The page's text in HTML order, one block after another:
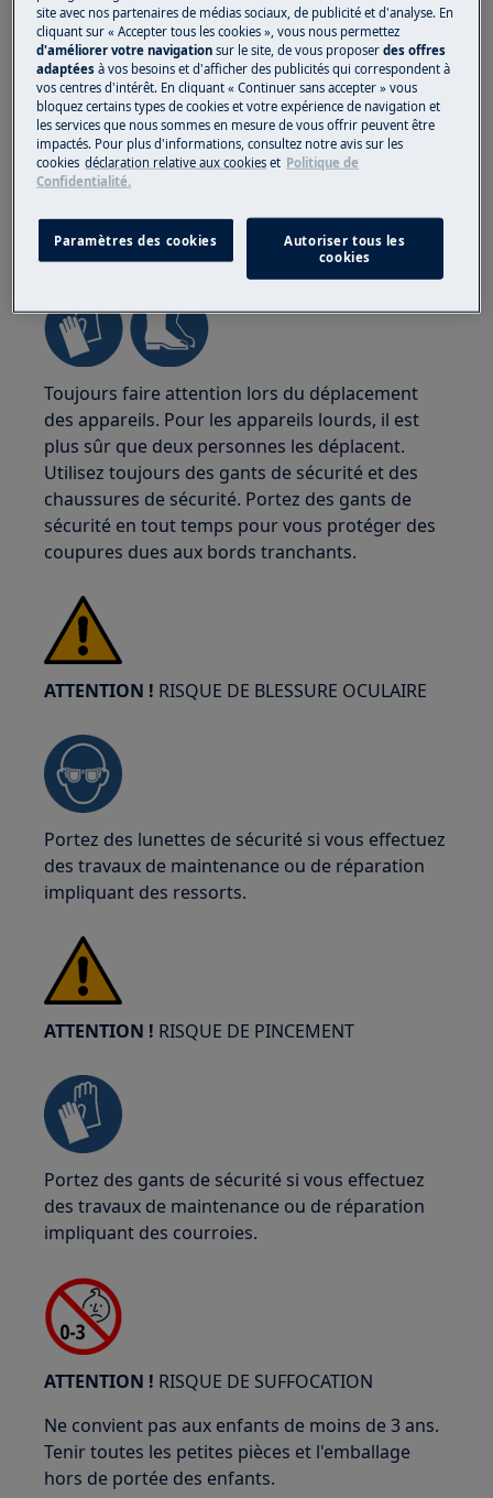
ATTENTION !RISQUE DE BLESSURE
Toujours faire attention lors du déplacement
des appareils. Pour les appareils lourds, il est
plus sûr que deux personnes les déplacent.
Utilisez toujours des gants de sécurité et des
chaussures de sécurité. Portez des gants de
sécurité en tout temps pour vous protéger des
coupures dues aux bords tranchants.
ATTENTION ! RISQUE DE BLESSURE OCULAIRE
Portez des lunettes de sécurité si vous effectuez
des travaux de maintenance ou de réparation
impliquant des ressorts.
ATTENTION ! RISQUE DE PINCEMENT
Portez des gants de sécurité si vous effectuez
des travaux de maintenance ou de réparation
impliquant des courroies.
ATTENTION ! RISQUE DE SUFFOCATION
Ne convient pas aux enfants de moins de 3 ans.
Tenir toutes les petites pièces et l'emballage
hors de portée des enfants.
site avec nos partenaires de médias sociaux, de publicité et d'analyse. En
cliquant sur « Accepter tous les cookies », vous nous permettez
d'améliorer votre navigation sur le site, de vous proposerdes offres
adaptées à vos besoins et d'afficher des publicités qui correspondent à
vos centres d'intérêt. En cliquant « Continuer sans accepter » vous
bloquez certains types de cookies et votre expérience de navigation et
les services que nous sommes en mesure de vous offrir peuvent être
impactés. Pour plus d'informations, consultez notre avis sur les
cookies déclaration relative aux cookies et Politique de
Confidentialité.
Paramètres des cookies
Autoriser tous les
cookies